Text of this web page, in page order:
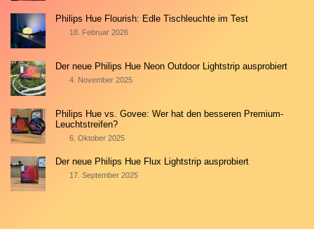
Philips Hue Flourish: Edle Tischleuchte im Test
18. Februar 2026
Der neue Philips Hue Neon Outdoor Lightstrip ausprobiert
4. November 2025
Philips Hue vs. Govee: Wer hat den besseren Premium-
Leuchtstreifen?
6. Oktober 2025
Der neue Philips Hue Flux Lightstrip ausprobiert
17. September 2025